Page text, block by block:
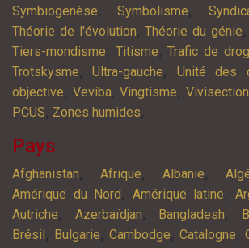
Symbiogenèse,Symbolisme,
Théorie de l'évolution,Théorie du génie,
Tiers-mondisme, Titisme,Trafic de
Trotskysme,Ultra-gauche, Unité des
objective, Veviba,Vingtisme,Vivisection
PCUS, Zones humides,
Pays
Afghanistan, Afrique, Albanie,
Amérique du Nord , Amérique latine,
Autriche, Azerbaïdjan, Bangladesh,
Brésil , Bulgarie, Cambodge, Catalogne,